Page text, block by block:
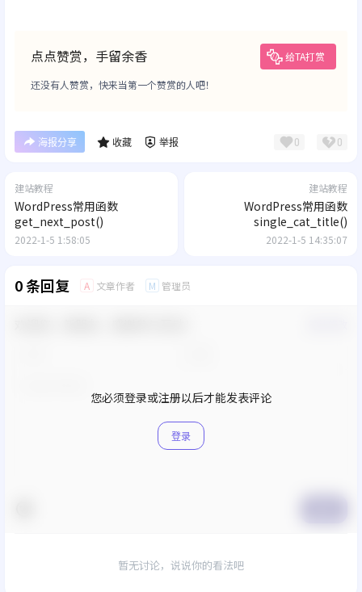
点点赞赏，手留余香 给TA打赏
还没有人赞赏，快来当第一个赞赏的人吧！
海报分享 收藏 举报 0 0
建站教程
WordPress常用函数
get_next_post()
2022-1-5 1:58:05
建站教程
WordPress常用函数
single_cat_title()
2022-1-5 14:35:07
0 条回复 A 文章作者 M 管理员
您必须登录或注册以后才能发表评论
登录
暂无讨论，说说你的看法吧